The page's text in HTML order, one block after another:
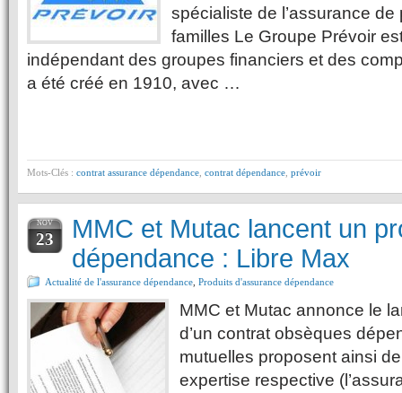
spécialiste de l’assurance
familles Le Groupe Prévoir
indépendant des groupes financiers et des
a été créé en 1910, avec …
Mots-Clés : contrat assurance dépendance contrat dépendance prévoir
NOV
23
MMC et Mutac lancent un
dépendance : Libre Max
Actualité de l'assurance dépendance Produits d'assurance dépendance
MMC et Mutac annonce le
d’un contrat obsèques
mutuelles proposent ainsi
expertise respective